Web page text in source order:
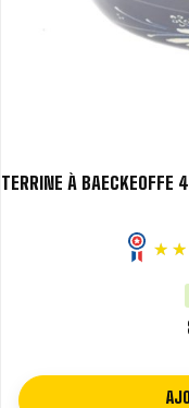
TERRINE À BAECKEOFFE